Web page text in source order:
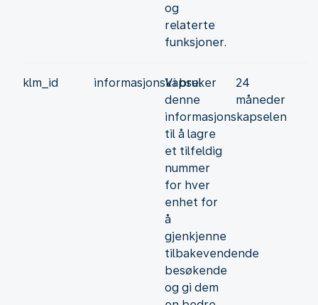
og
relaterte
funksjoner.
klm_id informasjonskapsel
Vi bruker
denne
informasjonskapselen
til å lagre
et tilfeldig
nummer
for hver
enhet for
å
gjenkjenne
tilbakevendende
besøkende
og gi dem
24
måneder